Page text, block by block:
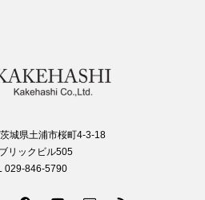
城県土浦市桜町4-3-18
リックビル505
029-846-5790